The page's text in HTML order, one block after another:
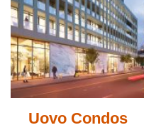
Uovo Condos